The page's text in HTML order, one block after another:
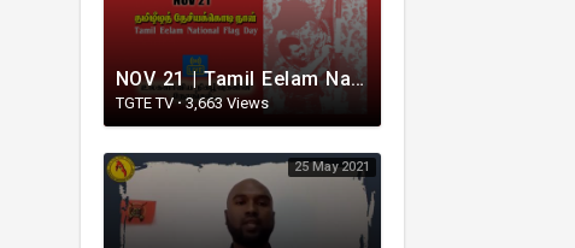
NOV 21 | Tamil Eelam National Flag Day | தமிழீழத் தேசியக்கொடி நாள் | உலகளாவிய நிகழ்வுகளின் நேரலை...
TGTE TV · 3,663 Views
25 May 2021